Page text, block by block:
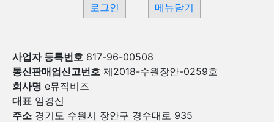
로그인 메뉴닫기
사업자 등록번호 817-96-00508
통신판매업신고번호 제2018-수원장안-0259호
회사명 e뮤직비즈
대표 임경신
주소 경기도 수원시 장안구 경수대로 935